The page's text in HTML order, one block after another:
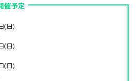
催予定
(日)
(日)
(日)